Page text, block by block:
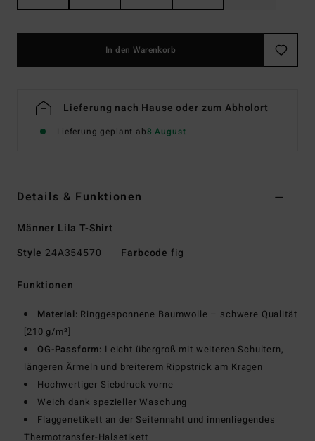
In den Warenkorb
Lieferung nach Hause oder zum Abholort
Lieferung geplant ab8 August
Details & Funktionen
Männer Lila T-Shirt
Style 24A354570 Farbcode fig
Funktionen
Material: Ringgesponnene Baumwolle – schwere Qualität
[210 g/m²]
OG-Passform: Leicht übergroß mit weiteren Schultern,
längeren Ärmeln und breiterem Rippstrick am Kragen
Hochwertiger Siebdruck vorne
Weich dank spezieller Waschung
Flaggenetikett an der Seitennaht und innenliegendes
Thermotransfer-Halsetikett